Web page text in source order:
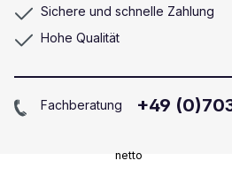
netto
Sichere und schnelle Zahlung
Hohe Qualität
Fachberatung +49